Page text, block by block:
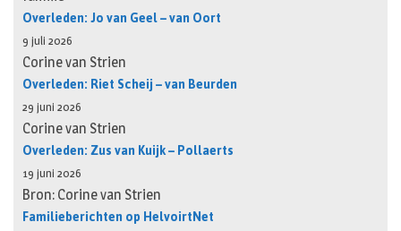
Overleden: Jo van Geel – van Oort
9 juli 2026
Corine van Strien
Overleden: Riet Scheij – van Beurden
29 juni 2026
Corine van Strien
Overleden: Zus van Kuijk – Pollaerts
19 juni 2026
Bron: Corine van Strien
Familieberichten op HelvoirtNet